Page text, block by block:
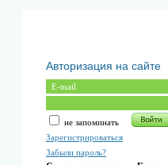
Авторизация на сайте
не запоминать
Зарегистрироваться
Забыли пароль?